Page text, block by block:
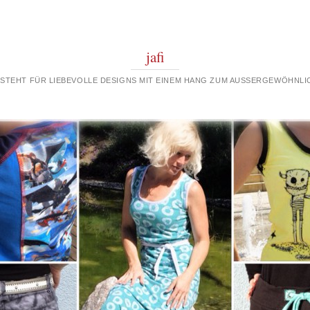
jafi
FÜR LIEBEVOLLE DESIGNS MIT EINEM HANG ZUM